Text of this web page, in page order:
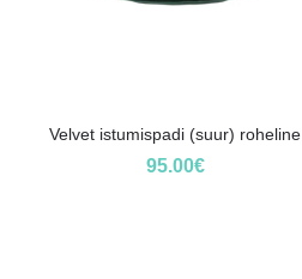
Velvet istumispadi (suur) roheline
95.00€